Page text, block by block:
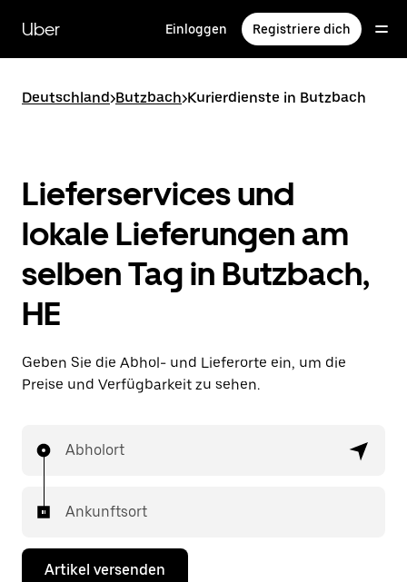
zum
Hauptinhalt
Uber Einloggen Registriere dich
Deutschland>Butzbach>Kurierdienste in Butzbach
Lieferservices und
lokale Lieferungen am
selben Tag in Butzbach,
HE
Geben Sie die Abhol- und Lieferorte ein, um die
Preise und Verfügbarkeit zu sehen.
Abholort
Ankunftsort
Artikel versenden